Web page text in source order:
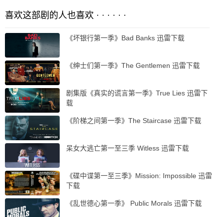
喜欢这部剧的人也喜欢 · · · · · ·
《坏银行第一季》Bad Banks 迅雷下载
《绅士们第一季》The Gentlemen 迅雷下载
剧集版《真实的谎言第一季》True Lies 迅雷下
载
《阶梯之间第一季》The Staircase 迅雷下载
呆女大逃亡第一至三季 Witless 迅雷下载
《碟中谍第一至三季》Mission: Impossible 迅雷
下载
《乱世德心第一季》 Public Morals 迅雷下载